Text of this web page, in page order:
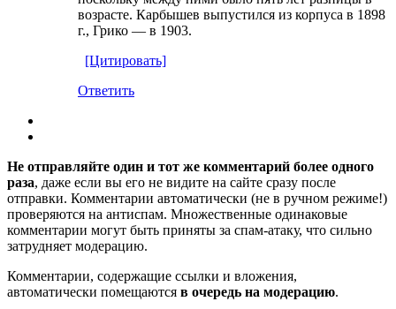
возрасте. Карбышев выпустился из корпуса в 1898
г., Грико — в 1903.
[Цитировать]
Ответить
Не отправляйте один и тот же комментарий более одного
раза, даже если вы его не видите на сайте сразу после
отправки. Комментарии автоматически (не в ручном режиме!)
проверяются на антиспам. Множественные одинаковые
комментарии могут быть приняты за спам-атаку, что сильно
затрудняет модерацию.
Комментарии, содержащие ссылки и вложения,
автоматически помещаются в очередь на модерацию.